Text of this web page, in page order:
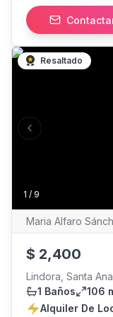
m² Disponibles
1 / 9
Previous slide
Resaltado
Maria Alfaro
$ 2,400
Lindora, Santa Ana
1 Baños
106
Alquiler De